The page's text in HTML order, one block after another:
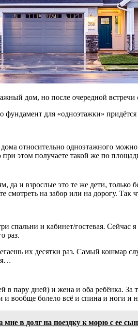
дом, но после очередной
для «одноэтажки» придётся
относительно одноэтажного
этом получаете такой же по
да и взрослые это те же дети, только
смотреть на забор или на дорогу.
спальни и кабинет/гостевая. Сейчас
раз.
их десятки раз. Самый кошмар
в пару дней) и жена и оба ребёнка.
вообще болело всё и спина и ноги и
мне в долг на поездку к морю с ее